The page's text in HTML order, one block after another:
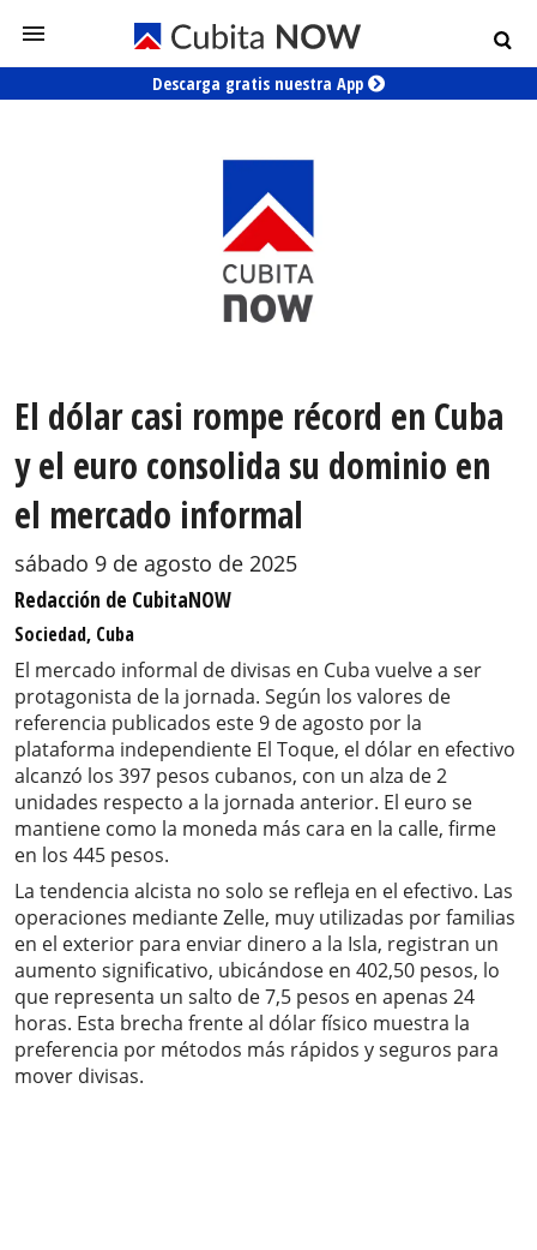
Descarga gratis nuestra App
El dólar casi rompe récord en Cuba
y el euro consolida su dominio en
el mercado informal
sábado 9 de agosto de 2025
Redacción de CubitaNOW
Sociedad, Cuba
El mercado informal de divisas en Cuba vuelve a ser
protagonista de la jornada. Según los valores de
referencia publicados este 9 de agosto por la
plataforma independiente El Toque, el dólar en efectivo
alcanzó los 397 pesos cubanos, con un alza de 2
unidades respecto a la jornada anterior. El euro se
mantiene como la moneda más cara en la calle, firme
en los 445 pesos.
La tendencia alcista no solo se refleja en el efectivo. Las
operaciones mediante Zelle, muy utilizadas por familias
en el exterior para enviar dinero a la Isla, registran un
aumento significativo, ubicándose en 402,50 pesos, lo
que representa un salto de 7,5 pesos en apenas 24
horas. Esta brecha frente al dólar físico muestra la
preferencia por métodos más rápidos y seguros para
mover divisas.